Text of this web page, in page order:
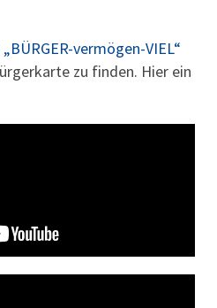
vermögen-VIEL“
zu finden. Hier ein